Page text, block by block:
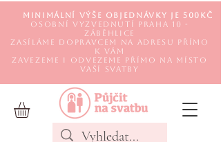
Minimální výše objednávky je 500Kč
Osobní vyzvednutí Praha 10 -
Záběhlice
Zasíláme DOPRAVCEM na adresu přímo
k Vám
Zavezeme i odvezeme přímo na místo
Vaší svatby